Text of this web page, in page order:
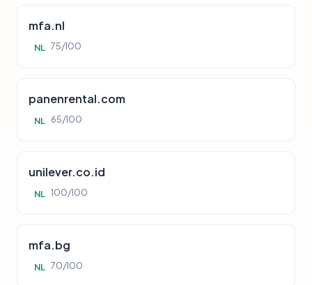
mfa.nl
NL 75/100
panenrental.com
NL 65/100
unilever.co.id
NL 100/100
mfa.bg
NL 70/100